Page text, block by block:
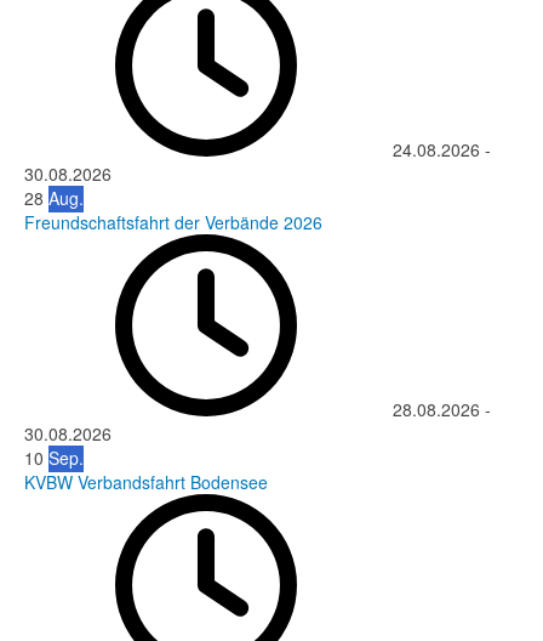
24.08.2026 -
30.08.2026
28 Aug.
Freundschaftsfahrt der Verbände 2026
28.08.2026 -
30.08.2026
10 Sep.
KVBW Verbandsfahrt Bodensee